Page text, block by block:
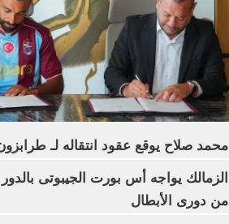
محمد صلاح يوقع عقود انتقاله لـ
الزمالك يواجه أس بورت الجيبوتى بالدور
من دورى الأبطال